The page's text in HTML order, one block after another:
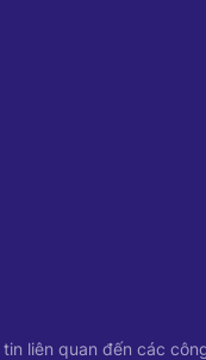
liên quan đến các